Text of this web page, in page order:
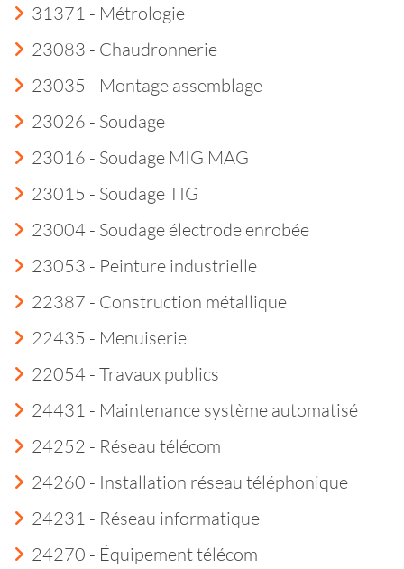
31371 - Métrologie
23083 - Chaudronnerie
23035 - Montage assemblage
23026 - Soudage
23016 - Soudage MIG MAG
23015 - Soudage TIG
23004 - Soudage électrode enrobée
23053 - Peinture industrielle
22387 - Construction métallique
22435 - Menuiserie
22054 - Travaux publics
24431 - Maintenance système automatisé
24252 - Réseau télécom
24260 - Installation réseau téléphonique
24231 - Réseau informatique
24270 - Équipement télécom